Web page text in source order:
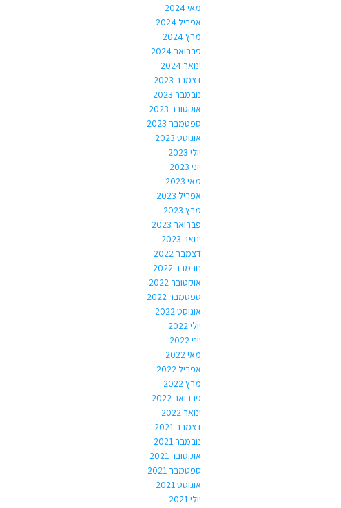
מאי 2024
אפריל 2024
מרץ 2024
פברואר 2024
ינואר 2024
דצמבר 2023
נובמבר 2023
אוקטובר 2023
ספטמבר 2023
אוגוסט 2023
יולי 2023
יוני 2023
מאי 2023
אפריל 2023
מרץ 2023
פברואר 2023
ינואר 2023
דצמבר 2022
נובמבר 2022
אוקטובר 2022
ספטמבר 2022
אוגוסט 2022
יולי 2022
יוני 2022
מאי 2022
אפריל 2022
מרץ 2022
פברואר 2022
ינואר 2022
דצמבר 2021
נובמבר 2021
אוקטובר 2021
ספטמבר 2021
אוגוסט 2021
יולי 2021